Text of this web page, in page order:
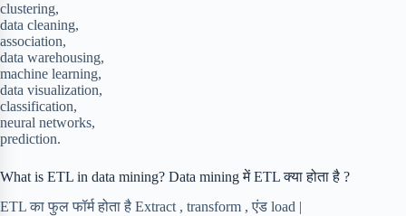
clustering,
data cleaning,
association,
data warehousing,
machine learning,
data visualization,
classification,
neural networks,
prediction.
What is ETL in data mining? Data mining में ETL क्या होता है ?
ETL का फुल फॉर्म होता है Extract , transform , एंड load |